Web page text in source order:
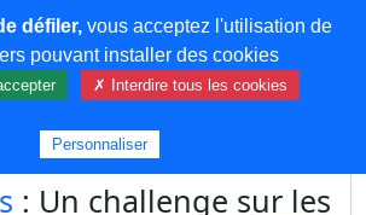
: Un challenge sur les
défiler,vous acceptez l'utilisation de
pouvant installer des cookies
✗ Interdire tous les cookies
Personnaliser